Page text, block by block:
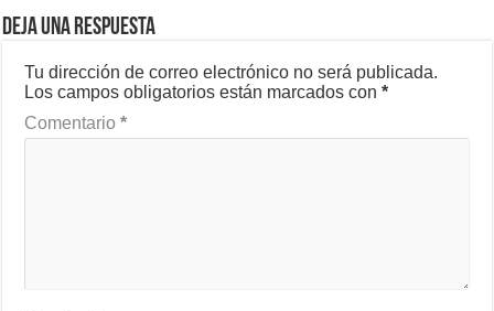
Deja una respuesta
Tu dirección de correo electrónico no será publicada.
Los campos obligatorios están marcados con*
Comentario*